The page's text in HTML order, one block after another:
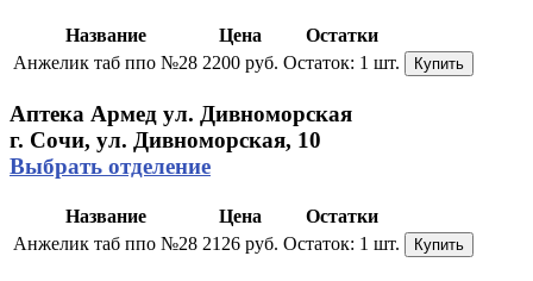
Название Цена
Остатки
Анжелик таб ппо №28 2200 руб. Остаток: 1 шт. Купить
Аптека Армед ул. Дивноморская
г. Сочи, ул. Дивноморская, 10
Выбрать отделение
Название Цена
Остатки
Анжелик таб ппо №28 2126 руб. Остаток: 1 шт. Купить